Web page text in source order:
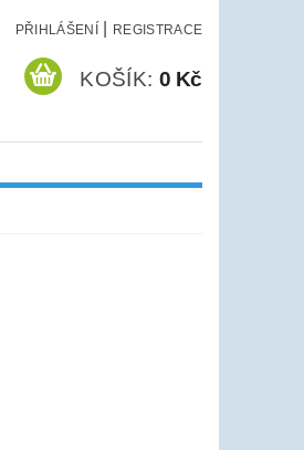
PŘIHLÁŠENÍ REGISTRACE
KOŠÍK: 0 Kč